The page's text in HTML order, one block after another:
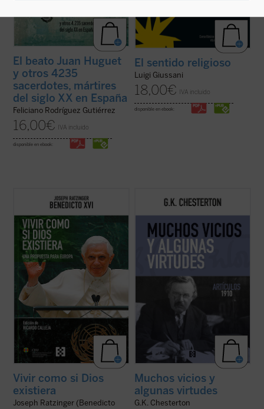
El beato Juan Huguet
y otros 4235
sacerdotes, mártires
del siglo XX en España
Feliciano Rodríguez Gutiérrez
16,00€ IVA incluido
disponible en ebook:
El sentido religioso
Luigi Giussani
18,00€ IVA incluido
disponible en ebook:
El propósito de este libro no es otro que
, tomando en serio lo que
tradición intelectual. Reúne textos de
Joseph Ratzinger/Benedicto XVI en torno a
un hilo conductor: su gran ...
(ver ficha)
Vivir como si Dios
existiera
Joseph Ratzinger (Benedicto
Presentamos el quinto volumen de la serie
en el que encontraremos nuevamente todo
1910 se nos presentan quizá más variados
y combativos que otros años aunque ...(ver
ficha)
Muchos vicios y
algunas virtudes
G.K. Chesterton